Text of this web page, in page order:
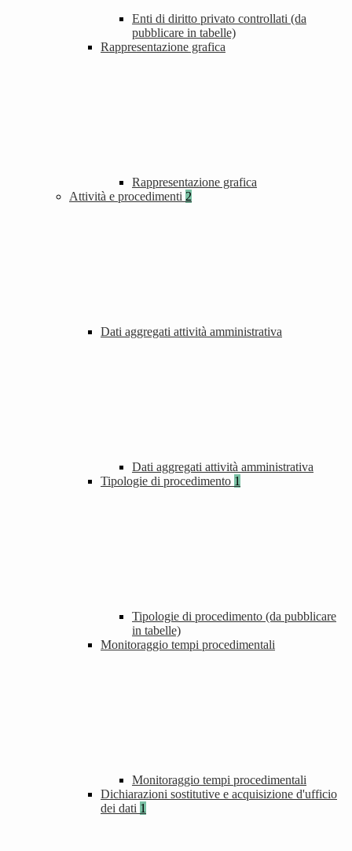
Enti di diritto privato controllati (da
pubblicare in tabelle)
Rappresentazione grafica
Rappresentazione grafica
Attività e procedimenti 2
Dati aggregati attività amministrativa
Dati aggregati attività amministrativa
Tipologie di procedimento 1
Tipologie di procedimento (da pubblicare
in tabelle)
Monitoraggio tempi procedimentali
Monitoraggio tempi procedimentali
Dichiarazioni sostitutive e acquisizione d'ufficio
dei dati 1